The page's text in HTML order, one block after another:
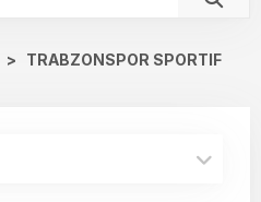
>
TRABZONSPOR SPORTIF